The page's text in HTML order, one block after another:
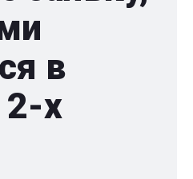
в
2-x